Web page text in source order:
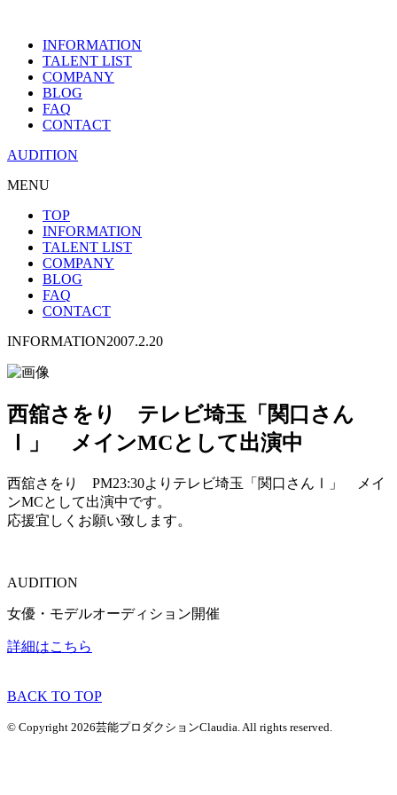
INFORMATION
TALENT LIST
COMPANY
BLOG
FAQ
CONTACT
AUDITION
MENU
TOP
INFORMATION
TALENT LIST
COMPANY
BLOG
FAQ
CONTACT
INFORMATION2007.2.20
西舘さをり テレビ埼玉「関口さん
Ⅰ」 メインMCとして出演中
西舘さをり PM23:30よりテレビ埼玉「関口さんⅠ」 メイ
ンMCとして出演中です。
応援宜しくお願い致します。
AUDITION
女優・モデルオーディション開催
詳細はこちら
BACK TO TOP
© Copyright 2026芸能プロダクションClaudia. All rights reserved.